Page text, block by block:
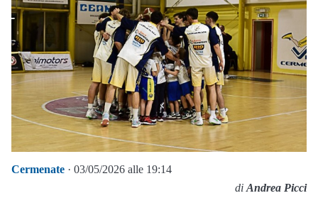
Cermenate · 03/05/2026 alle 19:14
di Andrea Picci